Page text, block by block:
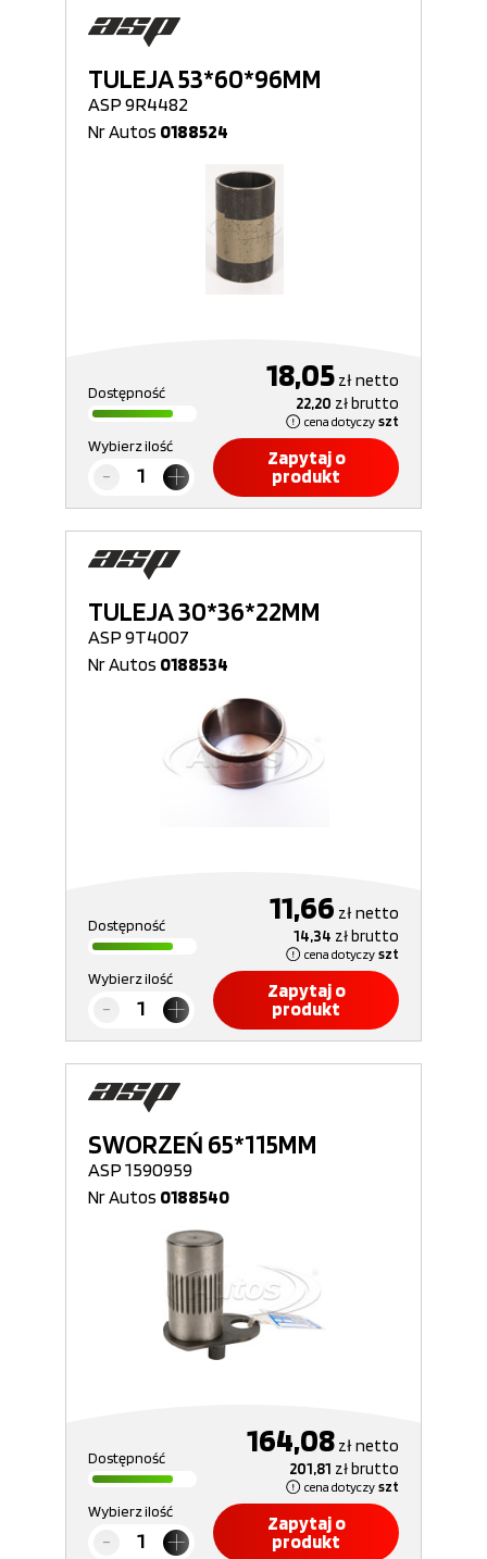
TULEJA 53*60*96MM
ASP 9R4482
Nr Autos 0188524
Dostępność 18,05 złnetto
22,20 złbrutto
cena dotyczy szt
Wybierz ilość
Zapytaj o
produkt
TULEJA 30*36*22MM
ASP 9T4007
Nr Autos 0188534
Dostępność 11,66 złnetto
14,34 złbrutto
cena dotyczy szt
Wybierz ilość
Zapytaj o
produkt
SWORZEŃ 65*115MM
ASP 1590959
Nr Autos 0188540
Dostępność 164,08 złnetto
201,81 złbrutto
cena dotyczy szt
Wybierz ilość
Zapytaj o
produkt